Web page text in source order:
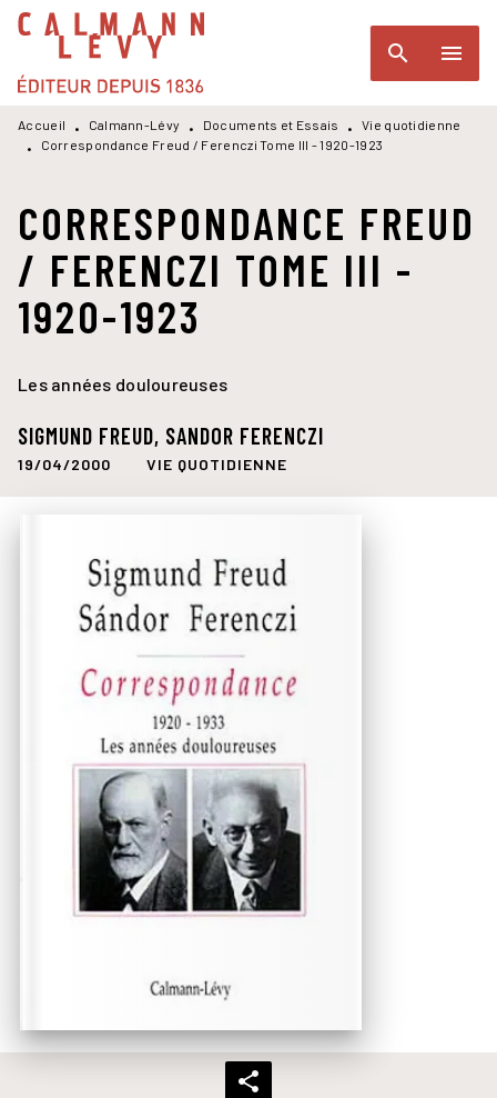
MENU RECHERCHE
PIED DE PAGE
search menu
Accueil • Calmann-Lévy • Documents et Essais •
Vie quotidienne
•
Correspondance Freud / Ferenczi Tome III - 1920-1923
CORRESPONDANCE FREUD
/ FERENCZI TOME III -
1920-1923
Les années douloureuses
SIGMUND FREUD, SANDOR FERENCZI
19/04/2000 VIE QUOTIDIENNE